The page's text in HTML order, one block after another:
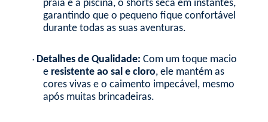
praia e a piscina, o shorts seca em instantes,
garantindo que o pequeno fique confortável
durante todas as suas aventuras.
• Detalhes de Qualidade: Com um toque macio
e resistente ao sal e cloro, ele mantém as
cores vivas e o caimento impecável, mesmo
após muitas brincadeiras.